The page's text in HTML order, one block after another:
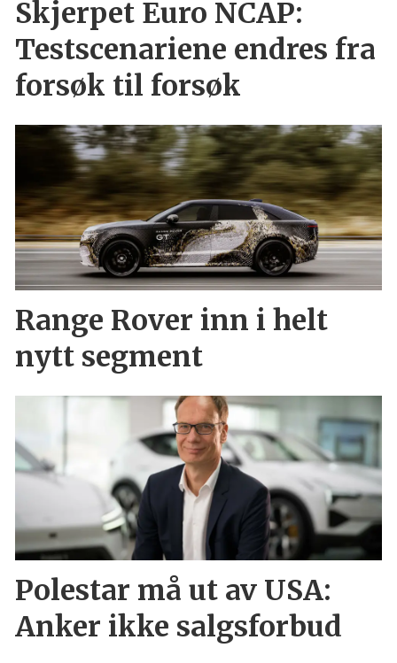
Skjerpet Euro NCAP:
Testscenariene endres fra
forsøk til forsøk
Range Rover inn i helt
nytt segment
Polestar må ut av USA:
Anker ikke salgsforbud